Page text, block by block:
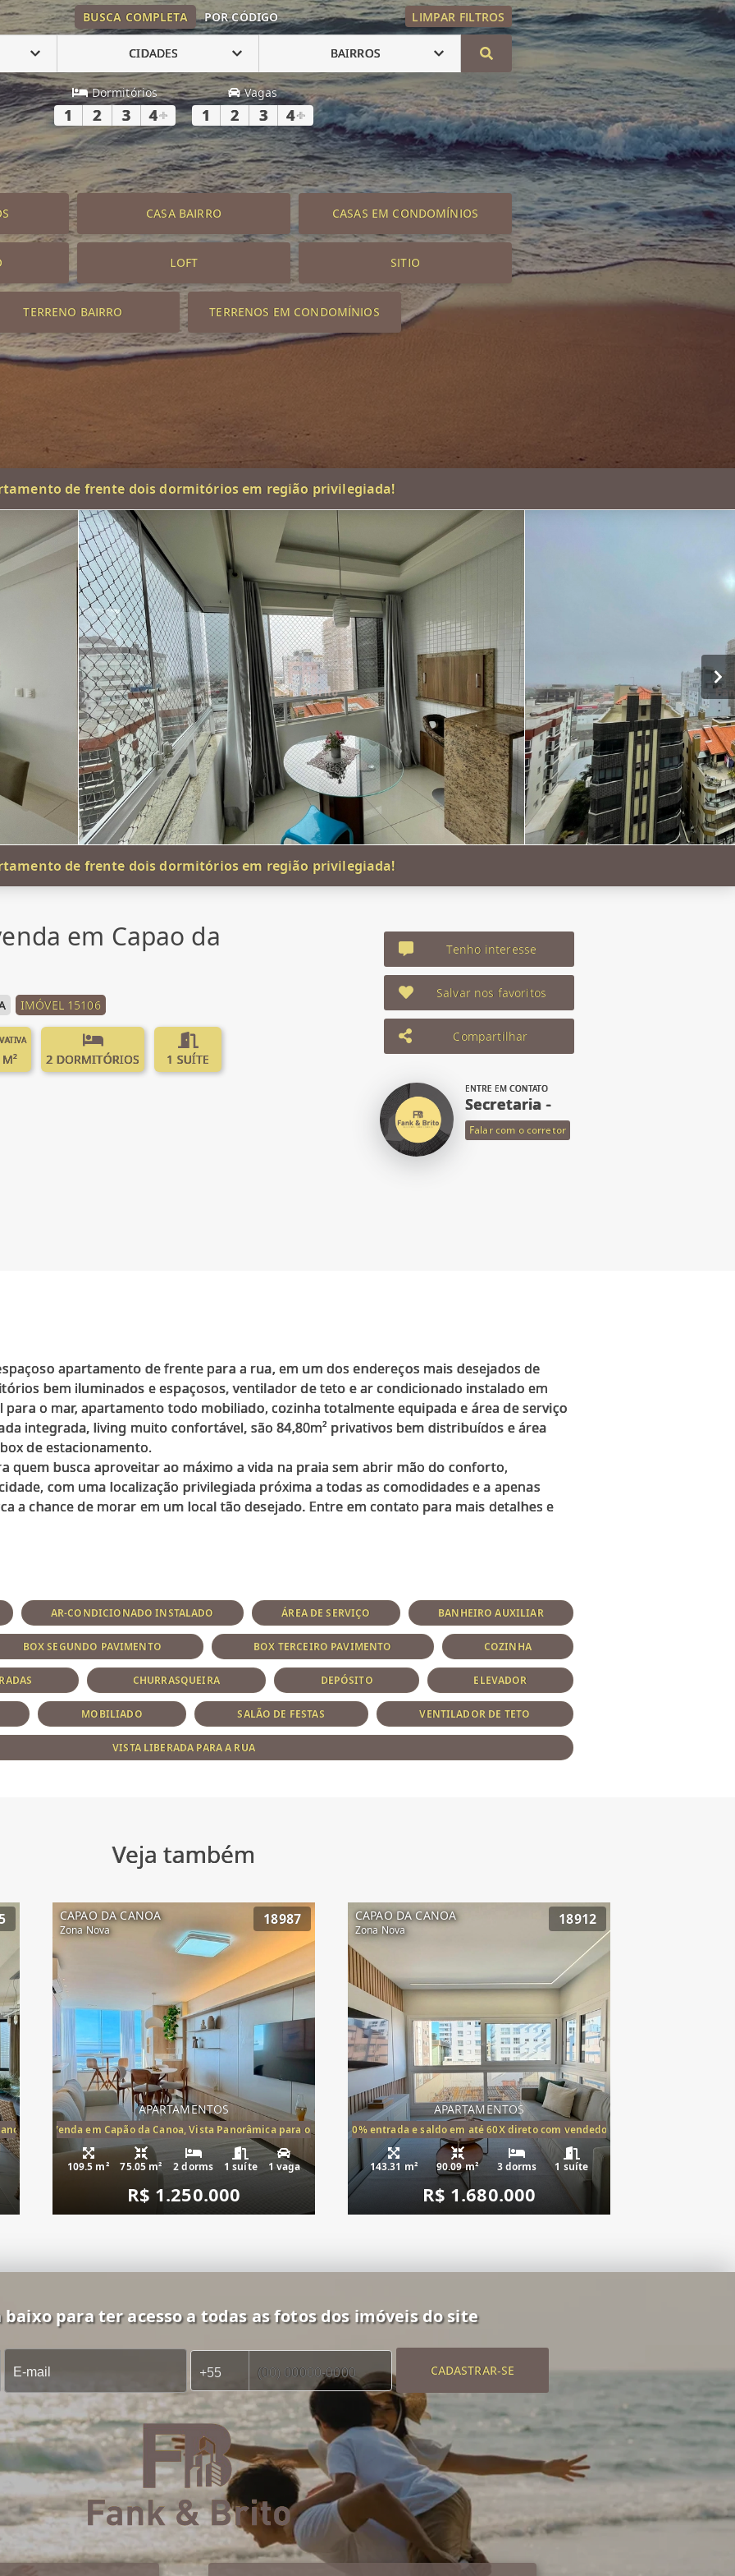
BUSCA COMPLETA POR CÓDIGO LIMPAR FILTROS
CIDADES BAIRROS
Dormitórios
1 2 3 4+
Vagas
1 2 3 4+
CASA BAIRRO CASAS EM CONDOMÍNIOS
LOFT SITIO
TERRENO BAIRRO TERRENOS EM CONDOMÍNIOS
de frente dois dormitórios em região privilegiada!
de frente dois dormitórios em região privilegiada!
em Capao da
IMÓVEL 15106
2 DORMITÓRIOS 1 SUÍTE
Tenho interesse
Salvar nos favoritos
Compartilhar
ENTRE EM CONTATO
Secretaria -
Falar com o corretor
apartamento de frente para a rua, em um dos endereços mais desejados de
bem iluminados e espaçosos, ventilador de teto e ar condicionado instalado em
o mar, apartamento todo mobiliado, cozinha totalmente equipada e área de serviço
integrada, living muito confortável, são 84,80m² privativos bem distribuídos e área
de estacionamento.
quem busca aproveitar ao máximo a vida na praia sem abrir mão do conforto,
com uma localização privilegiada próxima a todas as comodidades e a apenas
a chance de morar em um local tão desejado. Entre em contato para mais detalhes e
AR-CONDICIONADO INSTALADO ÁREA DE SERVIÇO BANHEIRO AUXILIAR
BOX SEGUNDO PAVIMENTO BOX TERCEIRO PAVIMENTO COZINHA
CHURRASQUEIRA DEPÓSITO ELEVADOR
MOBILIADO SALÃO DE FESTAS VENTILADOR DE TETO
VISTA LIBERADA PARA A RUA
Veja também
apartamento à venda Cap
CAPAO DA CANOA
Zona Nova
18987
APARTAMENTOS
Mar à Venda em Capão da Canoa, Vista Panorâmica para o Mar, 2 Dormitórios,(1suíte)
109.5 m² 75.05 m² 2 dorms 1 suíte 1 vaga
R$ 1.250.000
CAPAO DA CANOA
Zona Nova
18912
APARTAMENTOS
20% entrada e saldo em até 60X direto com vendedor
143.31 m² 90.09 m² 3 dorms 1 suíte
R$ 1.680.000
baixo para ter acesso a todas as fotos dos imóveis do site
CADASTRAR-SE